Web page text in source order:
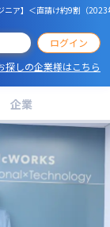
ア】＜直請け約9割（
ログイン
探しの企業様はこちら
企業